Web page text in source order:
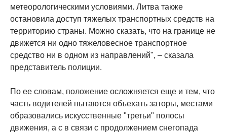
метеорологическими условиями. Литва также
остановила доступ тяжелых транспортных средств на
территорию страны. Можно сказать, что на границе не
движется ни одно тяжеловесное транспортное
средство ни в одном из направлений", – сказала
представитель полиции.
По ее словам, положение осложняется еще и тем, что
часть водителей пытаются объехать заторы, местами
образовались искусственные "третьи" полосы
движения, а с в связи с продолжением снегопада